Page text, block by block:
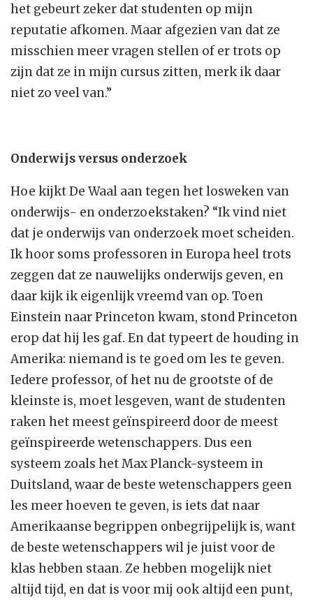
het gebeurt zeker dat studenten op mijn
reputatie afkomen. Maar afgezien van dat ze
misschien meer vragen stellen of er trots op
zijn dat ze in mijn cursus zitten, merk ik daar
niet zo veel van.”
Onderwijs versus onderzoek
Hoe kijkt De Waal aan tegen het losweken van
onderwijs- en onderzoekstaken? “Ik vind niet
dat je onderwijs van onderzoek moet scheiden.
Ik hoor soms professoren in Europa heel trots
zeggen dat ze nauwelijks onderwijs geven, en
daar kijk ik eigenlijk vreemd van op. Toen
Einstein naar Princeton kwam, stond Princeton
erop dat hij les gaf. En dat typeert de houding in
Amerika: niemand is te goed om les te geven.
Iedere professor, of het nu de grootste of de
kleinste is, moet lesgeven, want de studenten
raken het meest geïnspireerd door de meest
geïnspireerde wetenschappers. Dus een
systeem zoals het Max Planck-systeem in
Duitsland, waar de beste wetenschappers geen
les meer hoeven te geven, is iets dat naar
Amerikaanse begrippen onbegrijpelijk is, want
de beste wetenschappers wil je juist voor de
klas hebben staan. Ze hebben mogelijk niet
altijd tijd, en dat is voor mij ook altijd een punt,